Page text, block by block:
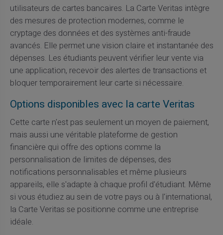
utilisateurs de cartes bancaires. La Carte Veritas intègre
des mesures de protection modernes, comme le
cryptage des données et des systèmes anti-fraude
avancés. Elle permet une vision claire et instantanée des
dépenses. Les étudiants peuvent vérifier leur vente via
une application, recevoir des alertes de transactions et
bloquer temporairement leur carte si nécessaire.
Options disponibles avec la carte Veritas
Cette carte n'est pas seulement un moyen de paiement,
mais aussi une véritable plateforme de gestion
financière qui offre des options comme la
personnalisation de limites de dépenses, des
notifications personnalisables et même plusieurs
appareils, elle s'adapte à chaque profil d'étudiant. Même
si vous étudiez au sein de votre pays ou à l'international,
la Carte Veritas se positionne comme une entreprise
idéale.